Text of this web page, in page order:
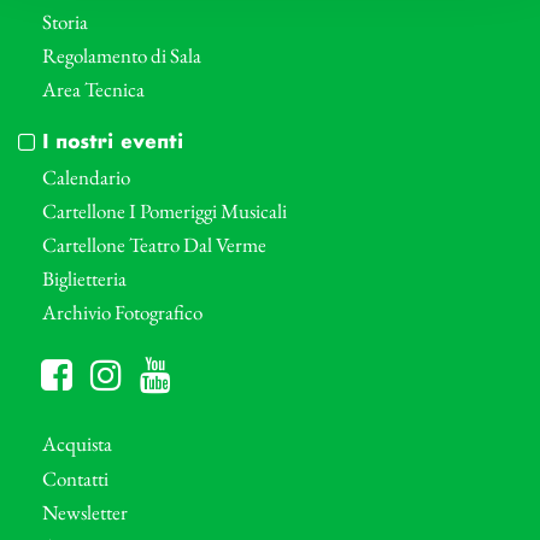
Storia
Regolamento di Sala
Area Tecnica
I nostri eventi
Calendario
Cartellone I Pomeriggi Musicali
Cartellone Teatro Dal Verme
Biglietteria
Archivio Fotografico
Acquista
Contatti
Newsletter